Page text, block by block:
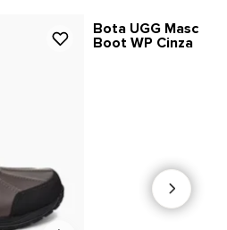
Bota UGG
Boot WP Cinza